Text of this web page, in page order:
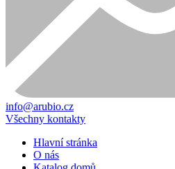
info@arubio.cz
Všechny kontakty
Hlavní stránka
O nás